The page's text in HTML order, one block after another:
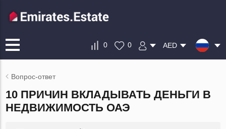
0 0 AED
Вопрос-ответ
10 ПРИЧИН ВКЛАДЫВАТЬ ДЕНЬГИ В
НЕДВИЖИМОСТЬ ОАЭ